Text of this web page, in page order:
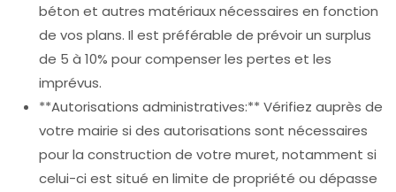
béton et autres matériaux nécessaires en fonction
de vos plans. Il est préférable de prévoir un surplus
de 5 à 10% pour compenser les pertes et les
imprévus.
**Autorisations administratives:** Vérifiez auprès de
votre mairie si des autorisations sont nécessaires
pour la construction de votre muret, notamment si
celui-ci est situé en limite de propriété ou dépasse